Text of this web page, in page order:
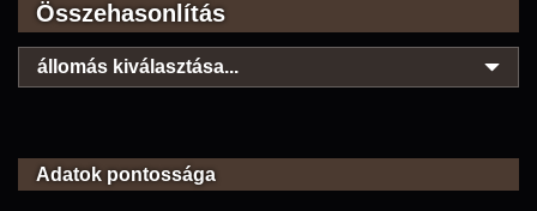
Összehasonlítás
állomás kiválasztása...
Adatok pontossága